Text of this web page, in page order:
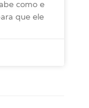
como e
que ele